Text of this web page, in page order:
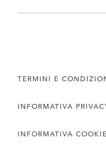
TERMINI E
INFORMATIVA
INFORMATIVA COOKIE